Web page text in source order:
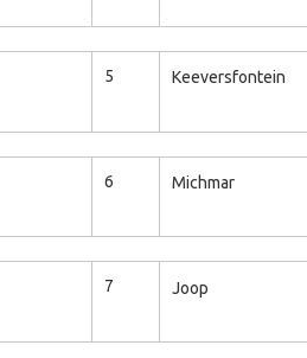
5 Keeversfontein
6 Michmar
7 Joop